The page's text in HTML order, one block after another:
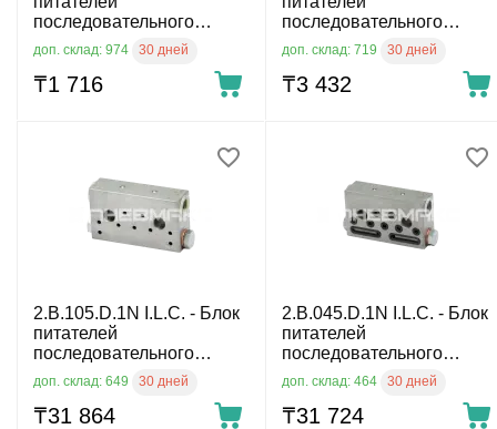
последовательного
действия
доп. склад: 974 30 дней
₸1 716
последовательного
действия
доп. склад: 719 30 дней
₸3 432
2.B.105.D.1N I.L.C. - Блок
питателей
последовательного
действия
доп. склад: 649 30 дней
₸31 864
2.B.045.D.1N I.L.C. - Блок
питателей
последовательного
действия
доп. склад: 464 30 дней
₸31 724